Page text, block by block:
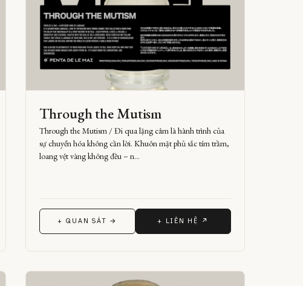
Through the Mutism
Through the Mutism / Đi qua lặng câm là hành trình của
sự chuyển hóa không cần lời. Khuôn mặt phủ sắc tím trầm,
loang vệt vàng không đều – n…
+ QUAN SÁT → + LIÊN HỆ ↗